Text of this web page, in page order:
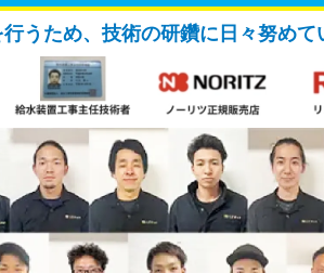
うため、技術の研鑽に日々努めて